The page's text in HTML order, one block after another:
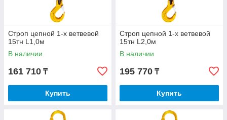
Строп цепной 1-х ветвевой
15тн L1,0м
В наличии
161 710 ₸
Купить
Строп цепной 1-х ветвевой
15тн L2,0м
В наличии
195 770 ₸
Купить